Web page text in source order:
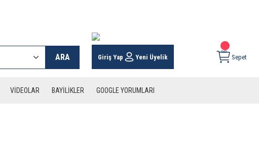
ARA Giriş Yap Yeni Üyelik Sepet
VİDEOLAR BAYİLİKLER GOOGLE YORUMLARI